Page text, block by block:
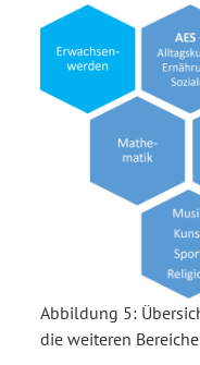
Abbildung 5:
die weiteren